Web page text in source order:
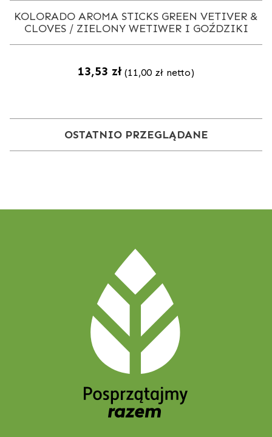
KOLORADO AROMA STICKS GREEN VETIVER &
CLOVES / ZIELONY WETIWER I GOŹDZIKI
13,53 zł (11,00 zł netto)
OSTATNIO PRZEGLĄDANE